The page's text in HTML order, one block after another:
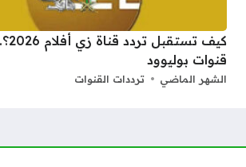
كيف
قنوات بوليوود
الشهر الماضي ترددات القنوات